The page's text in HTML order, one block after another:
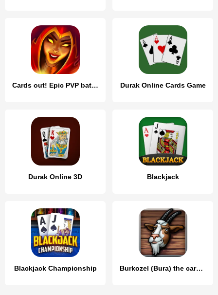
Cards out! Epic PVP battles Durak Online Cards Game
Durak Online 3D Blackjack
Blackjack Championship Burkozel (Bura) the card game